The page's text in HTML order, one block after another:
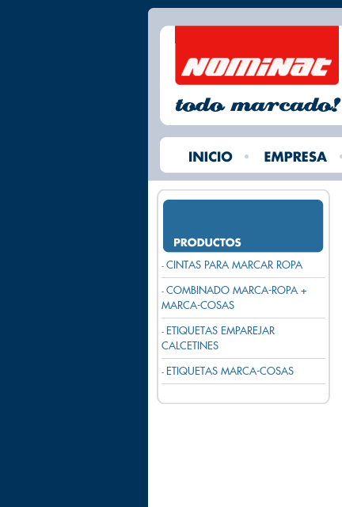
- CINTAS PARA MARCAR ROPA
- COMBINADO MARCA-ROPA +
MARCA-COSAS
- ETIQUETAS EMPAREJAR
CALCETINES
- ETIQUETAS MARCA-COSAS